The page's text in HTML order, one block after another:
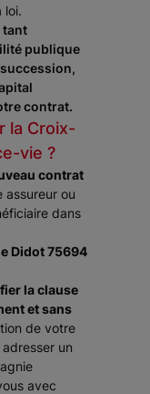
loi.
tant
publique
contrat.
la Croix-
vie ?
contrat
assureur ou
dans
Didot 75694
la clause
et sans
de votre
un
avec